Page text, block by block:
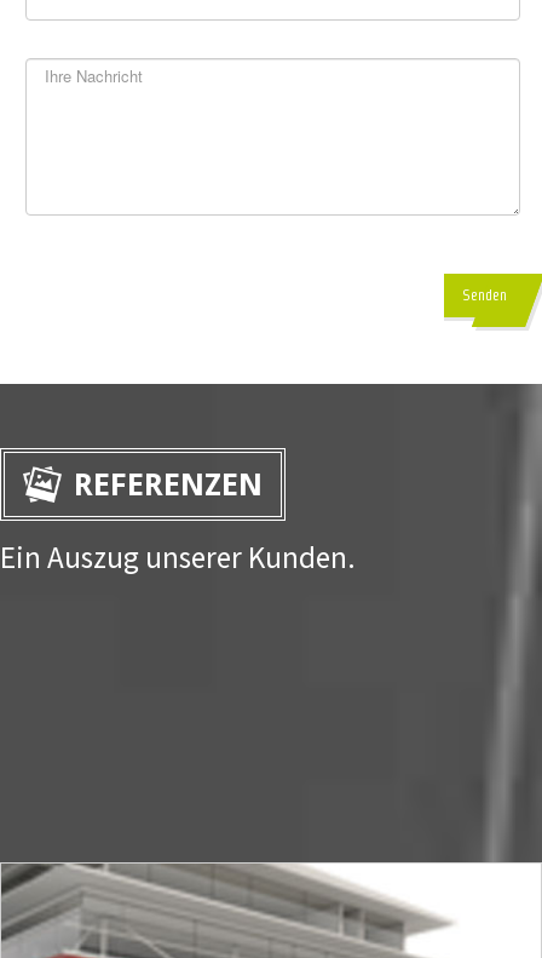
Senden
REFERENZEN
Ein Auszug unserer Kunden.